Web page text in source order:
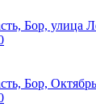
Бор, улица
Бор,